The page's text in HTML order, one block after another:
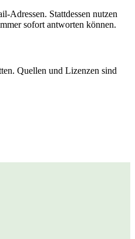
Stattdessen nutzen
sofort antworten können.
Quellen und Lizenzen sind